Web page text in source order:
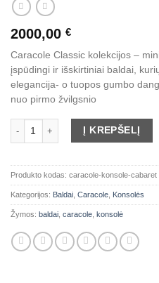
2000,00 €
Caracole Classic kolekcijos –
įspūdingi ir išskirtiniai baldai,
elegancija- o tuopos gumbo
nuo pirmo žvilgsnio
produkto kiekis: Caracole konsolė
Į KREPŠELĮ
Produkto kodas: caracole-konsole-cabaret
Kategorijos: Baldai Caracole Konsolės
Žymos: baldai caracole konsolė